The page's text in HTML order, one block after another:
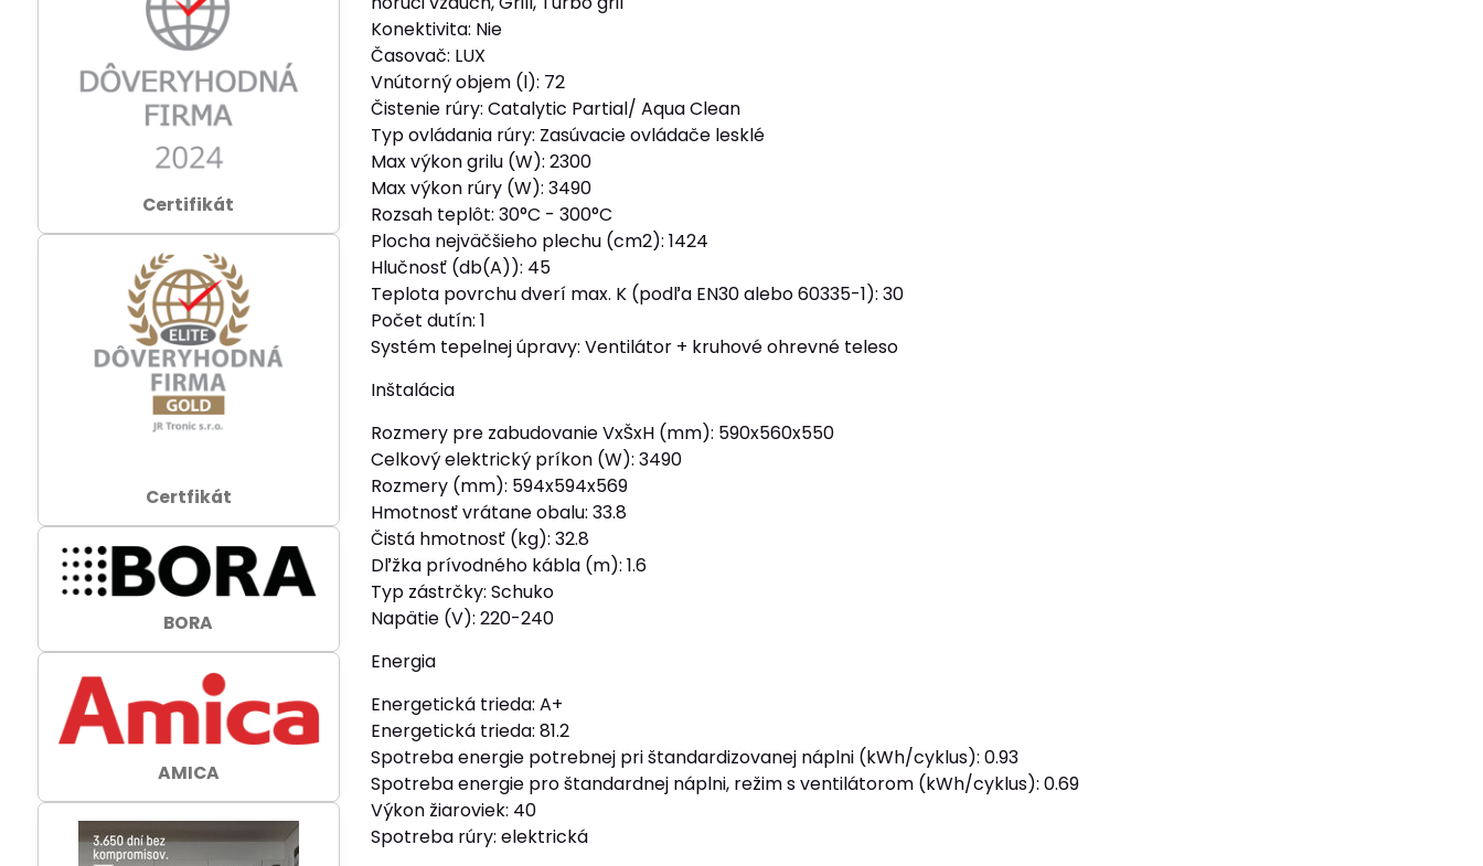
Konektivita: Nie
Časovač: LUX
Vnútorný objem (l): 72
Čistenie rúry: Catalytic Partial/ Aqua Clean
Typ ovládania rúry: Zasúvacie ovládače lesklé
Max výkon grilu (W): 2300
Max výkon rúry (W): 3490
Rozsah teplôt: 30°C - 300°C
Plocha nejväčšieho plechu (cm2): 1424
Hlučnosť (db(A)): 45
Teplota povrchu dverí max. K (podľa EN30 alebo 60335-1): 30
Počet dutín: 1
Systém tepelnej úpravy: Ventilátor + kruhové ohrevné teleso
Inštalácia
Rozmery pre zabudovanie VxŠxH (mm): 590x560x550
Celkový elektrický príkon (W): 3490
Rozmery (mm): 594x594x569
Hmotnosť vrátane obalu: 33.8
Čistá hmotnosť (kg): 32.8
Dľžka prívodného kábla (m): 1.6
Typ zástrčky: Schuko
Napätie (V): 220-240
Energia
Energetická trieda: A+
Energetická trieda: 81.2
Spotreba energie potrebnej pri štandardizovanej náplni (kWh/cyklus): 0.93
Spotreba energie pro štandardnej náplni, režim s ventilátorom (kWh/cyklus): 0.69
Výkon žiaroviek: 40
Spotreba rúry: elektrická
Certifikát
Certfikát
BORA
AMICA